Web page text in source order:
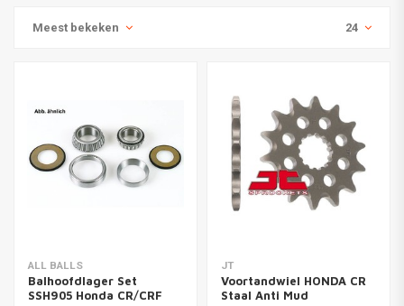
Meest bekeken 24
ALL BALLS
Balhoofdlager Set
SSH905 Honda CR/CRF
JT
Voortandwiel HONDA CR
Staal Anti Mud